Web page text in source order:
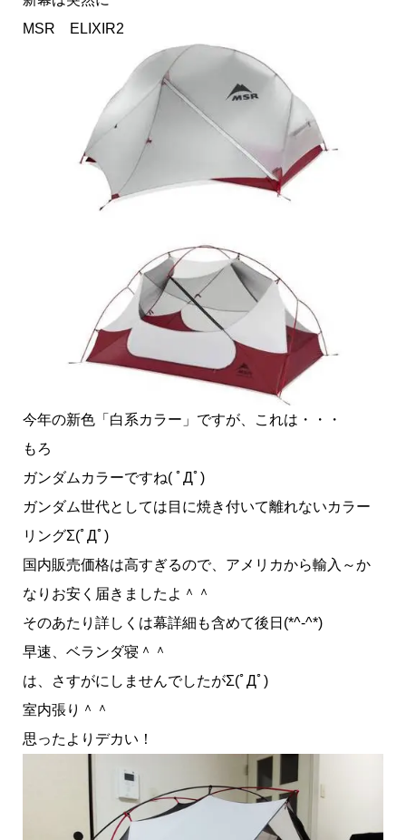
MSR ELIXIR2
今年の新色「白系カラー」ですが、これは・・・
もろ
ガンダムカラーですね( ﾟДﾟ)
ガンダム世代としては目に焼き付いて離れないカラー
リングΣ(ﾟДﾟ)
国内販売価格は高すぎるので、アメリカから輸入～か
なりお安く届きましたよ＾＾
そのあたり詳しくは幕詳細も含めて後日(*^-^*)
早速、ベランダ寝＾＾
は、さすがにしませんでしたがΣ(ﾟДﾟ)
室内張り＾＾
思ったよりデカい！